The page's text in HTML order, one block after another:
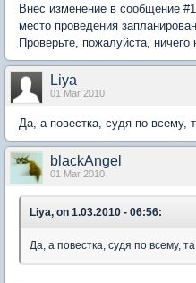
Внес изменение в сообщение
место проведения
Проверьте, пожалуйста, ничего
Liya
01 Mar 2010
Да, а повестка, судя по всему,
blackAngel
01 Mar 2010
Liya, on 1.03.2010 - 06:56:
Да, а повестка, судя по всему,